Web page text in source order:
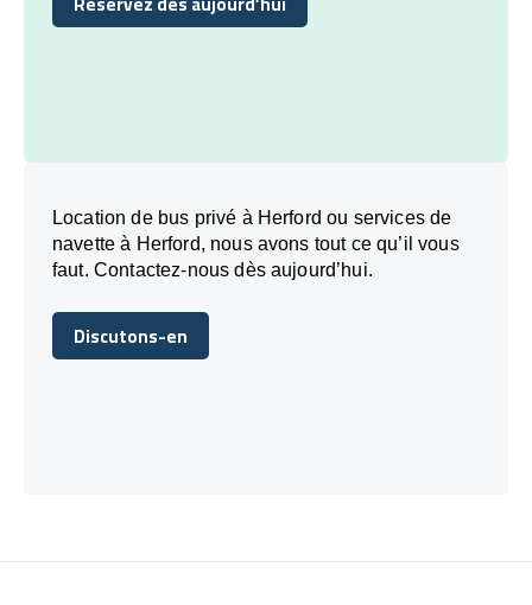
Réservez dès aujourd’hui
Location de bus privé à Herford ou services de
navette à Herford, nous avons tout ce qu’il vous
faut. Contactez-nous dès aujourd’hui.
Discutons-en
Discutons-en